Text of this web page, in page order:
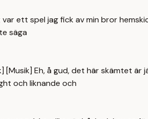
ett spel jag fick av min bror
säga
[Musik] Eh, å gud, det här skämtet
och liknande och